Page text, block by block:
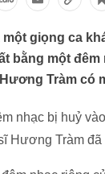
một giọng ca
bằng một
Tràm có
nhạc bị huỷ
Hương Tràm đã